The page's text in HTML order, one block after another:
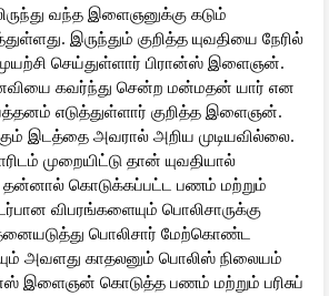
வந்த இளைஞனுக்கு கடும்
இருந்தும் குறித்த யுவதியை நேரில்
செய்துள்ளார் பிரான்ஸ் இளைஞன்.
கவர்ந்து சென்ற மன்மதன் யார் என
எடுத்துள்ளார் குறித்த இளைஞன்.
இடத்தை அவரால் அறிய முடியவில்லை.
முறையிட்டு தான் யுவதியால்
தன்னால் கொடுக்கப்பட்ட பணம் மற்றும்
விபரங்களையும் பொலிசாருக்கு
பொலிசார் மேற்கொண்ட
அவளது காதலனும் பொலிஸ் நிலையம்
இளைஞன் கொடுத்த பணம் மற்றும் பரிசுப்